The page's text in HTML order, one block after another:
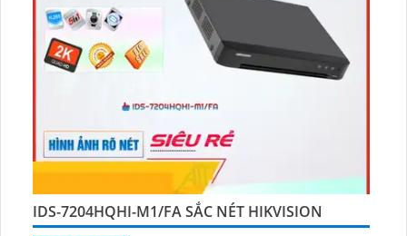
IDS-7204HQHI-M1/FA SẮC NÉT HIKVISION